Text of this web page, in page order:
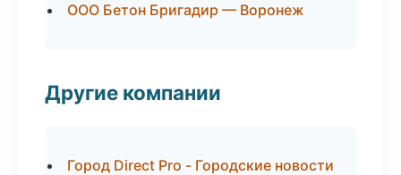
ООО Бетон Бригадир — Воронеж
Другие компании
Город Direct Pro - Городские новости